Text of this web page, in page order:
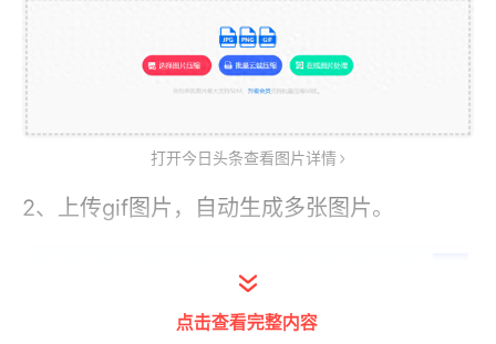
打开今日头条查看图片详情
2、上传gif图片，自动生成多张图片。
点击查看完整内容